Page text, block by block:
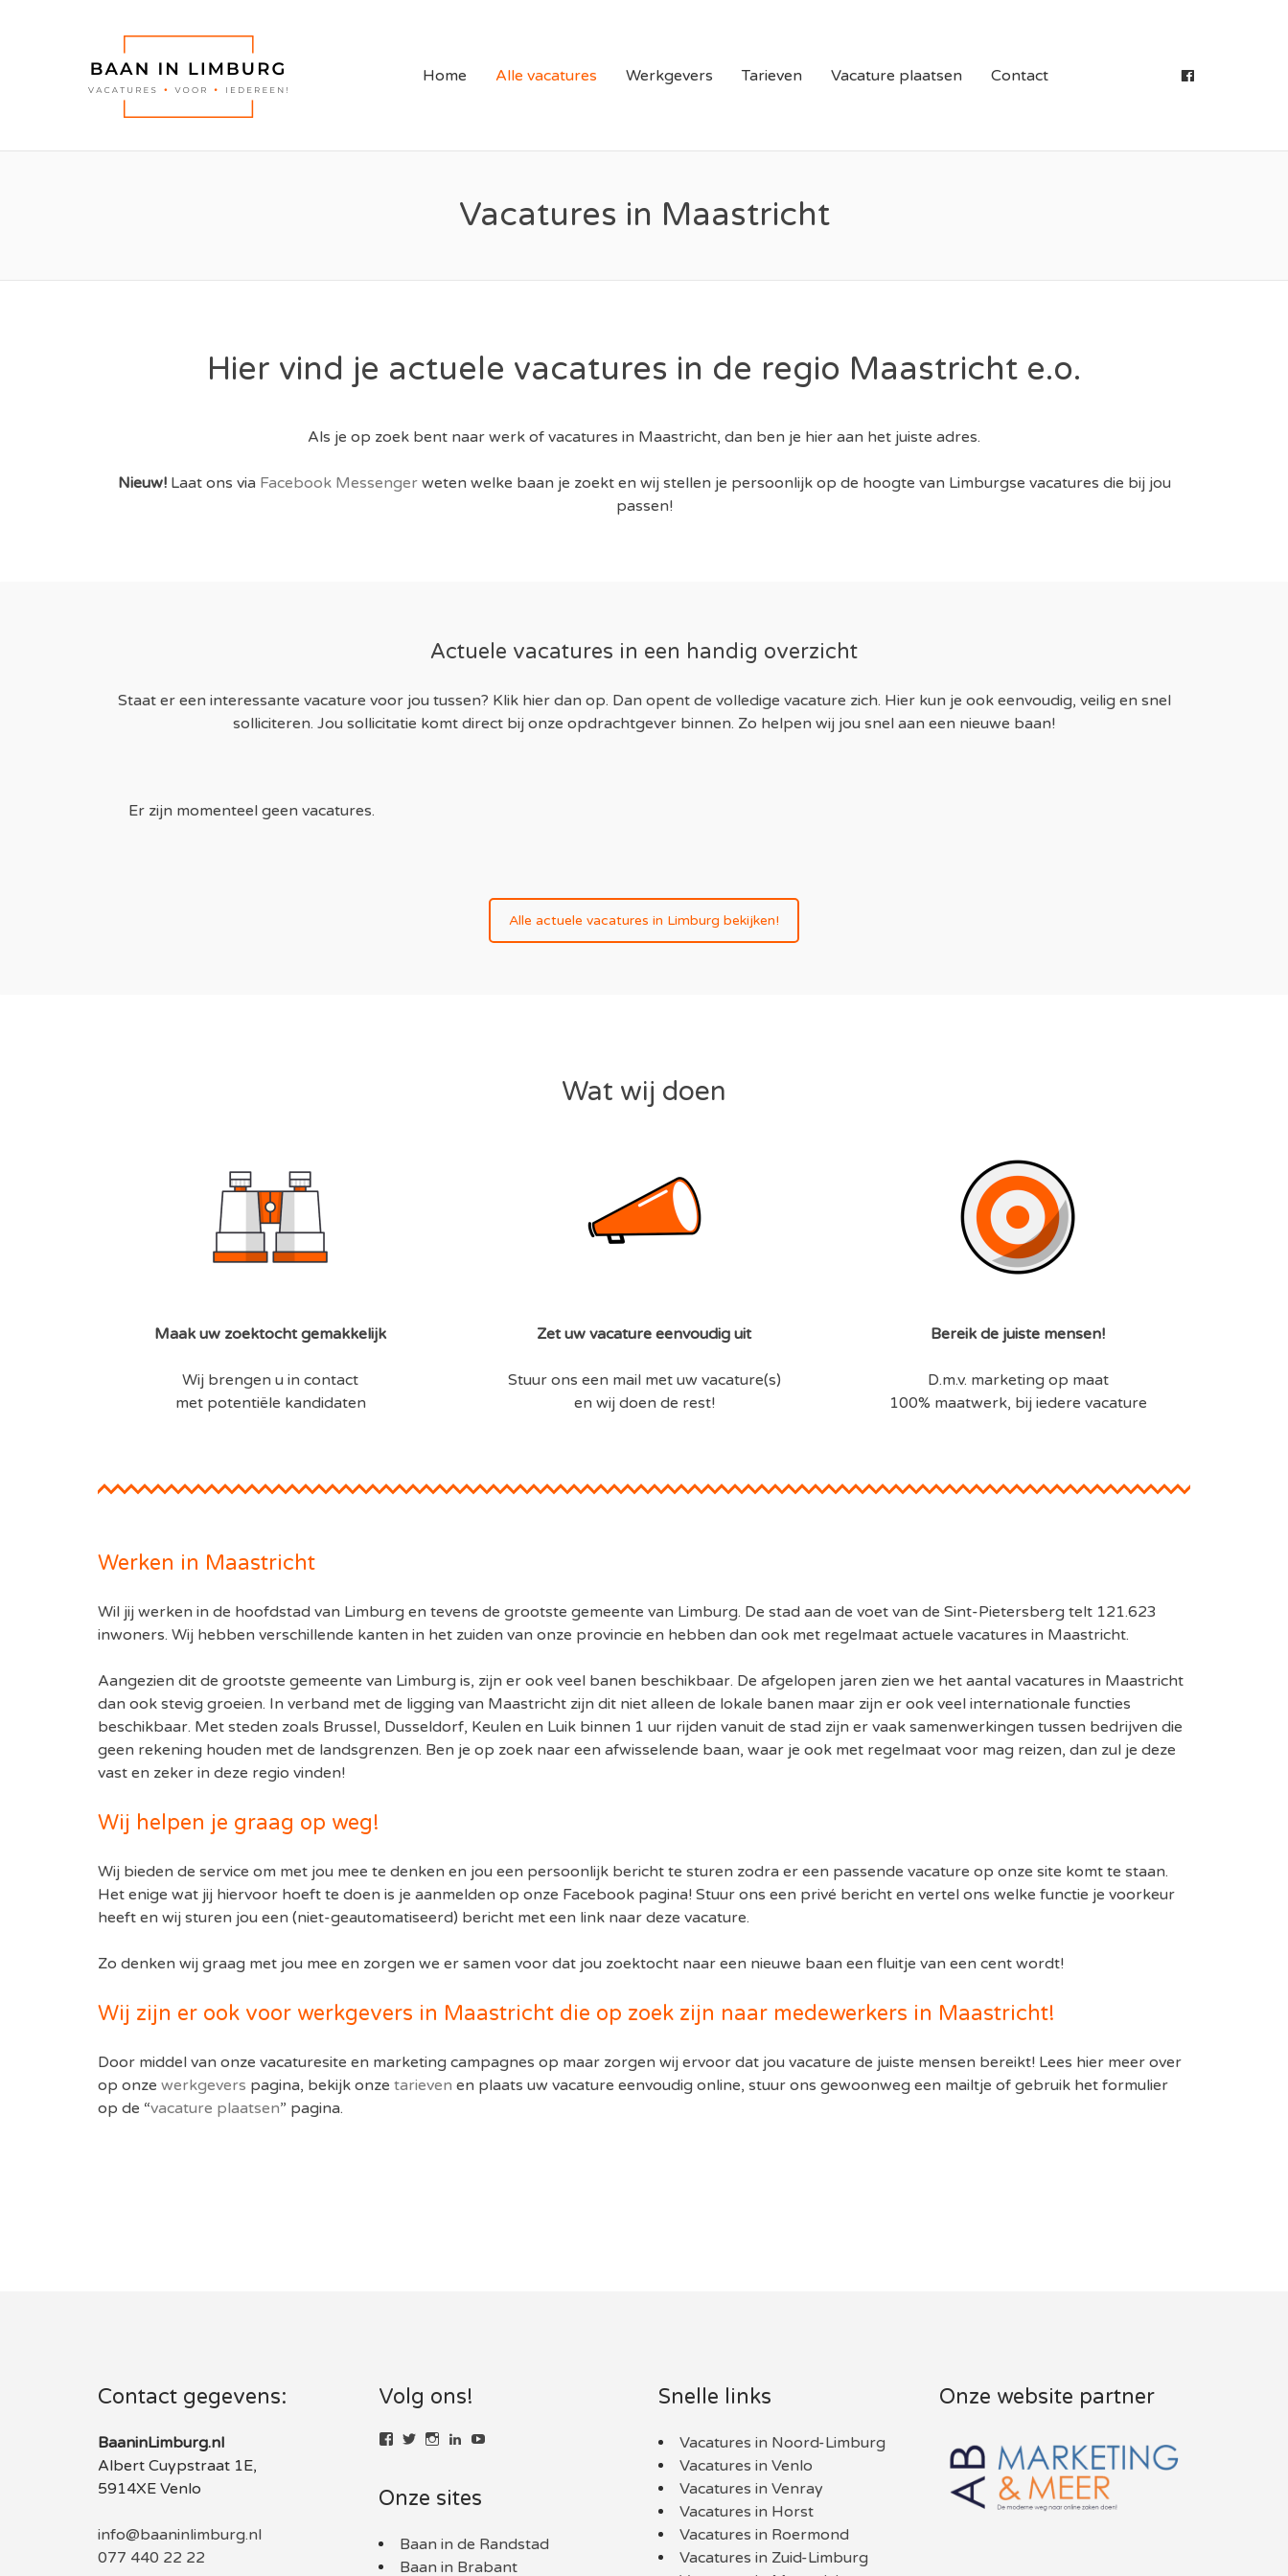
Home Alle vacatures Werkgevers Tarieven Vacature plaatsen Contact
Vacatures in Maastricht
Hier vind je actuele vacatures in de regio Maastricht e.o.
Als je op zoek bent naar werk of vacatures in Maastricht, dan ben je hier aan het juiste adres.
Nieuw!Laat ons via Facebook Messengerweten welke baan je zoekt en wij stellen je persoonlijk op de hoogte van Limburgse vacatures die bij jou
passen!
Actuele vacatures in een handig overzicht
Staat er een interessante vacature voor jou tussen? Klik hier dan op. Dan opent de volledige vacature zich. Hier kun je ook eenvoudig, veilig en snel
solliciteren. Jou sollicitatie komt direct bij onze opdrachtgever binnen. Zo helpen wij jou snel aan een nieuwe baan!
Er zijn momenteel geen vacatures.
Alle actuele vacatures in Limburg bekijken!
Wat wij doen
Maak uw zoektocht gemakkelijk
Wij brengen u in contact
met potentiële kandidaten
Zet uw vacature eenvoudig uit
Stuur ons een mail met uw vacature(s)
en wij doen de rest!
Bereik de juiste mensen!
D.m.v. marketing op maat
100% maatwerk, bij iedere vacature
Werken in Maastricht
Wil jij werken in de hoofdstad van Limburg en tevens de grootste gemeente van Limburg. De stad aan de voet van de Sint-Pietersberg telt 121.623
inwoners. Wij hebben verschillende kanten in het zuiden van onze provincie en hebben dan ook met regelmaat actuele vacatures in Maastricht.
Aangezien dit de grootste gemeente van Limburg is, zijn er ook veel banen beschikbaar. De afgelopen jaren zien we het aantal vacatures in Maastricht
dan ook stevig groeien. In verband met de ligging van Maastricht zijn dit niet alleen de lokale banen maar zijn er ook veel internationale functies
beschikbaar. Met steden zoals Brussel, Dusseldorf, Keulen en Luik binnen 1 uur rijden vanuit de stad zijn er vaak samenwerkingen tussen bedrijven die
geen rekening houden met de landsgrenzen. Ben je op zoek naar een afwisselende baan, waar je ook met regelmaat voor mag reizen, dan zul je deze
vast en zeker in deze regio vinden!
Wij helpen je graag op weg!
Wij bieden de service om met jou mee te denken en jou een persoonlijk bericht te sturen zodra er een passende vacature op onze site komt te staan.
Het enige wat jij hiervoor hoeft te doen is je aanmelden op onze Facebook pagina! Stuur ons een privé bericht en vertel ons welke functie je voorkeur
heeft en wij sturen jou een (niet-geautomatiseerd) bericht met een link naar deze vacature.
Zo denken wij graag met jou mee en zorgen we er samen voor dat jou zoektocht naar een nieuwe baan een fluitje van een cent wordt!
Wij zijn er ook voor werkgevers in Maastricht die op zoek zijn naar medewerkers in Maastricht!
Door middel van onze vacaturesite en marketing campagnes op maar zorgen wij ervoor dat jou vacature de juiste mensen bereikt! Lees hier meer over
op onze werkgevers pagina, bekijk onze tarieven en plaats uw vacature eenvoudig online, stuur ons gewoonweg een mailtje of gebruik het formulier
op de “vacature plaatsen” pagina.
Contact gegevens:
BaaninLimburg.nl
Albert Cuypstraat 1E,
5914XE Venlo
info@baaninlimburg.nl
077 440 22 22
Volg ons!
Bekijk
baaninlimburg.nl
Bekijk
BaaninLimburgNL
Bekijk
baaninlimburg.nl
LinkedIn
YouTube
Onze sites
Baan in de Randstad
Baan in Brabant
Snelle links
Vacatures in Noord-Limburg
Vacatures in Venlo
Vacatures in Venray
Vacatures in Horst
Vacatures in Roermond
Vacatures in Zuid-Limburg
Onze website partner